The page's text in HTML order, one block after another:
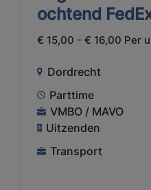
ochtend
€ 15,00 - € 16,00 Per
Dordrecht
Parttime
VMBO / MAVO
Uitzenden
Transport